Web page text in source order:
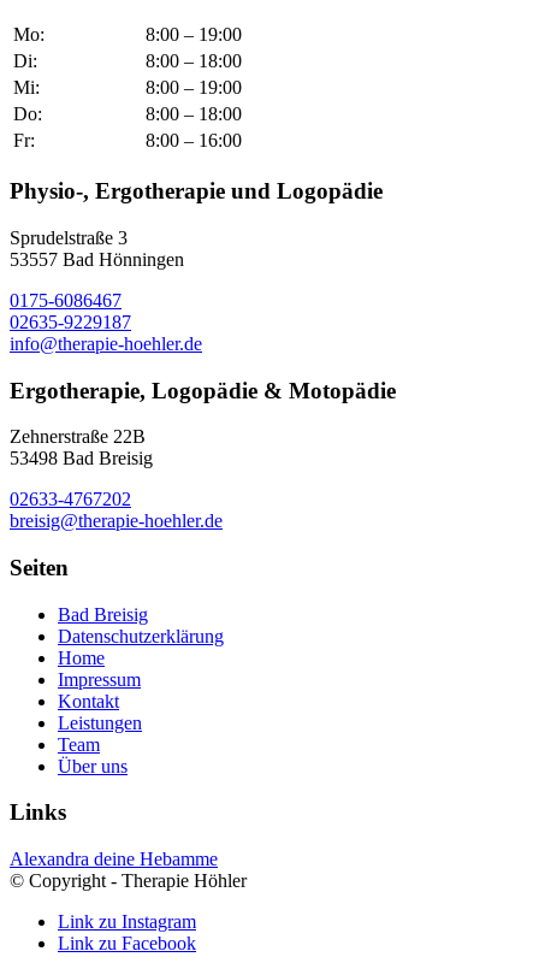
Mo:
8:00 – 19:00
Di:
8:00 – 18:00
Mi:
8:00 – 19:00
Do:
8:00 – 18:00
Fr:
8:00 – 16:00
Physio-, Ergotherapie und Logopädie
Sprudelstraße 3
53557 Bad Hönningen
0175-6086467
02635-9229187
info@therapie-hoehler.de
Ergotherapie, Logopädie & Motopädie
Zehnerstraße 22B
53498 Bad Breisig
02633-4767202
breisig@therapie-hoehler.de
Seiten
Bad Breisig
Datenschutzerklärung
Home
Impressum
Kontakt
Leistungen
Team
Über uns
Links
Alexandra deine Hebamme
© Copyright - Therapie Höhler
Link zu Instagram
Link zu Facebook